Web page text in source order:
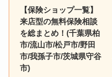
【保険ショップ一覧】
来店型の無料保険相談
を総まとめ！(千葉県柏
市/流山市/松戸市/野田
市/我孫子市/茨城県守谷
市)